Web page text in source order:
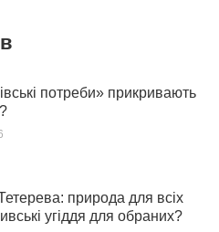
потреби» прикривають
природа для всіх
угіддя для обраних?